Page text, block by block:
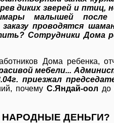
диких зверей и птиц,
малышей после
проводятся
Сотрудники Дома
Дома ребенка,
мебели...
приезжал
почему С.Яндай-оол до
НАРОДНЫЕ ДЕНЬГИ?